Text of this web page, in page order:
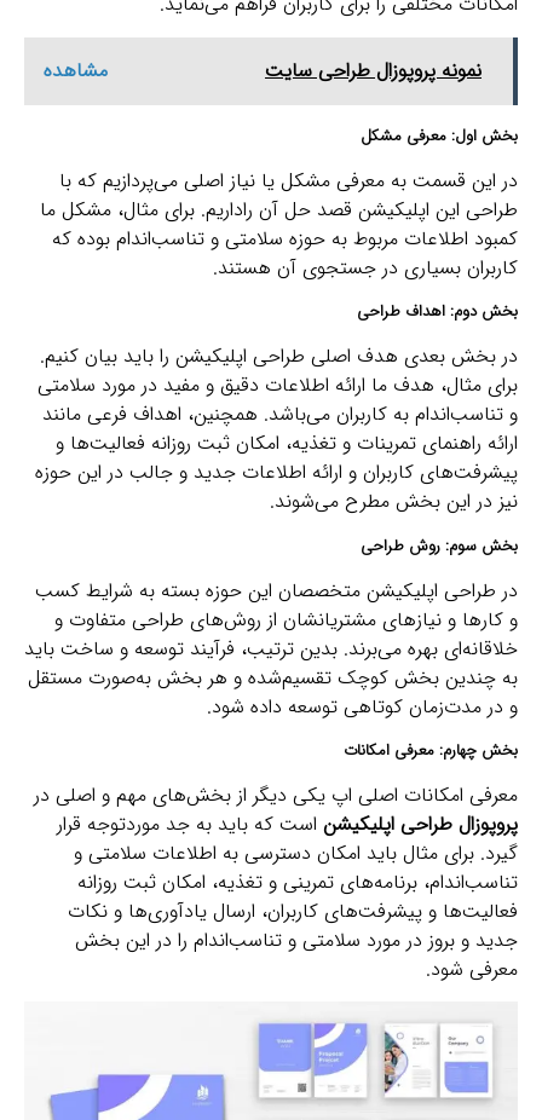
مشاهده نمونه پروپوزال طراحی سایت
بخش اول: معرفی مشکل
در این قسمت به معرفی مشکل یا نیاز اصلی می‌پردازیم که با
طراحی این اپلیکیشن قصد حل آن راداریم. برای مثال، مشکل ما
کمبود اطلاعات مربوط به‌ حوزه سلامتی و تناسب‌اندام بوده که
کاربران بسیاری در جستجوی آن هستند.
بخش دوم: اهداف طراحی
در بخش بعدی هدف اصلی طراحی اپلیکیشن را باید بیان کنیم.
برای مثال، هدف ما ارائه اطلاعات دقیق و مفید در مورد سلامتی
و تناسب‌اندام به کاربران می‌باشد. همچنین، اهداف فرعی مانند
ارائه راهنمای تمرینات و تغذیه، امکان ثبت روزانه فعالیت‌ها و
پیشرفت‌های کاربران و ارائه اطلاعات جدید و جالب در این حوزه
نیز در این بخش مطرح می‌شوند.
بخش سوم: روش طراحی
در طراحی اپلیکیشن متخصصان این حوزه بسته به شرایط کسب
و کارها و نیازهای مشتریانشان از روش‌های طراحی متفاوت و
خلاقانه‌ای بهره می‌برند. بدین ترتیب، فرآیند توسعه و ساخت باید
به چندین بخش کوچک تقسیم‌شده و هر بخش به‌صورت مستقل
و در مدت‌زمان کوتاهی توسعه داده شود.
بخش چهارم: معرفی امکانات
معرفی امکانات اصلی اپ یکی دیگر از بخش‌های مهم و اصلی در
پروپوزال طراحی اپلیکیشن است که باید به جد موردتوجه قرار
گیرد. برای مثال باید امکان دسترسی به اطلاعات سلامتی و
تناسب‌اندام، برنامه‌های تمرینی و تغذیه، امکان ثبت روزانه
فعالیت‌ها و پیشرفت‌های کاربران، ارسال یادآوری‌ها و نکات
جدید و بروز در مورد سلامتی و تناسب‌اندام را در این بخش
معرفی شود.